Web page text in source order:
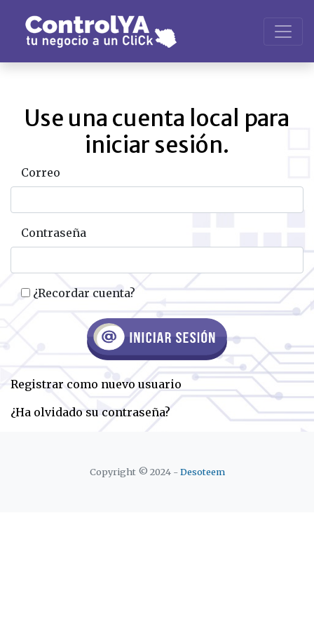
Use una cuenta local para
iniciar sesión.
Correo
Contraseña
¿Recordar cuenta?
Registrar como nuevo usuario
¿Ha olvidado su contraseña?
Copyright © 2024 -Desoteem